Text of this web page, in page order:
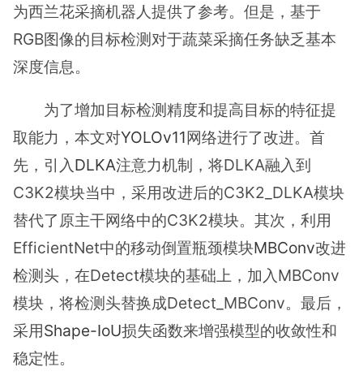
为西兰花采摘机器人提供了参考。但是，基于
RGB图像的目标检测对于蔬菜采摘任务缺乏基本
深度信息。
为了增加目标检测精度和提高目标的特征提
取能力，本文对YOLOv11网络进行了改进。首
先，引入 DLKA注意力机制，将DLKA融入到
C3K2模块当中，采用改进后的C3K2_DLKA模块
替代了原主干网络中的C3K2模块。其次，利用
EfficientNet中的移动倒置瓶颈模块MBConv改进
检测头，在Detect模块的基础上，加入MBConv
模块，将检测头替换成Detect_MBConv。最后，
采用Shape-IoU损失函数来增强模型的收敛性和
稳定性。